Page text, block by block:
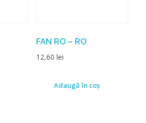
FAN RO – RO
12,60 lei
Adaugă în coș